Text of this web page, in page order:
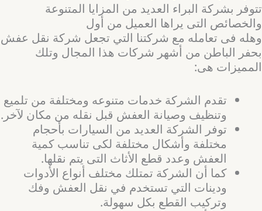
تتوفر بشركة البراء العديد من المزايا المتنوعة
والخصائص التى يراها العميل من أول
وهله فى تعامله مع شركتنا التي تجعل شركة نقل عفش
بحفر الباطن من أشهر شركات هذا المجال وتلك
المميزات هى:
تقدم الشركة خدمات متنوعه ومختلفة من تلميع
وتنظيف وصيانة العفش قبل نقله من مكان لآخر.
توفر الشركة العديد من السيارات بأحجام
مختلفة وأشكال مختلفة لكى تناسب كمية
العفش وعدد قطع الأثاث التى يتم نقلها.
كما أن الشركة تمتلك مختلف أنواع الأدوات
ودينات التي تستخدم في نقل العفش وفك
وتركيب القطع بكل سهولة.